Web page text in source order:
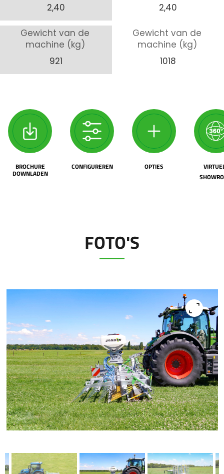
2,40 2,40
Gewicht van de
machine (kg)
921
Gewicht van de
machine (kg)
1018
BROCHURE
DOWNLADEN
CONFIGUREREN OPTIES
FOTO'S